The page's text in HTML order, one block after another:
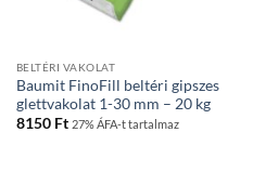
BELTÉRI VAKOLAT
Baumit FinoFill beltéri gipszes
glettvakolat 1-30 mm – 20 kg
8150 Ft 27% ÁFA-t tartalmaz